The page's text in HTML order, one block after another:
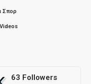
Σπορ
63 Followers